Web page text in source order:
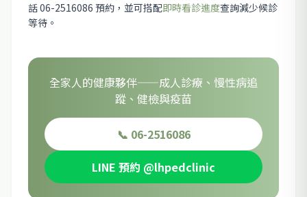
話 06-2516086 預約，並可搭配即時看診進度查詢減少候診
等待。
全家人的健康夥伴——成人診療、慢性病追
蹤、健檢與疫苗
📞 06-2516086
LINE 預約 @lhpedclinic